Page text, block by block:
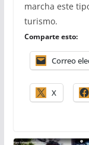
marcha este
turismo.
Comparte esto:
Correo
X